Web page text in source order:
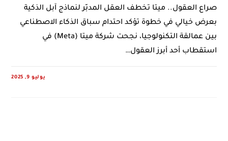
صراع العقول.. ميتا تخطف العقل المدبّر لنماذج آبل الذكية
بعرض خيالي في خطوة تؤكد احتدام سباق الذكاء الاصطناعي
بين عمالقة التكنولوجيا، نجحت شركة ميتا (Meta) في
استقطاب أحد أبرز العقول…
يوليو 9, 2025